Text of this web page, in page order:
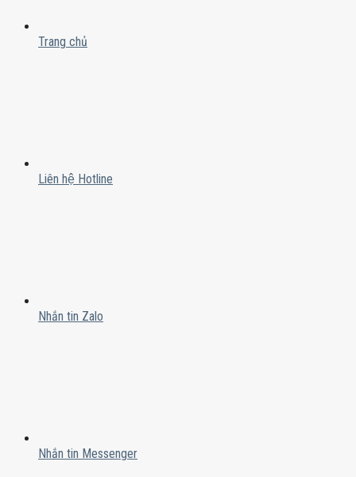
Trang chủ
Liên hệ Hotline
Nhắn tin Zalo
Nhắn tin Messenger